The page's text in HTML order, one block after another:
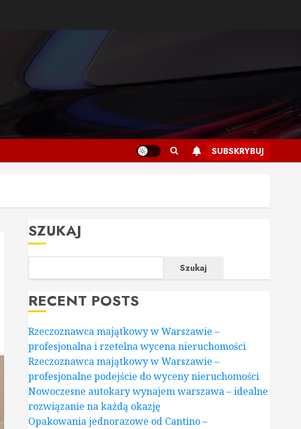
SUBSKRYBUJ
SZUKAJ
Szukaj
RECENT POSTS
Rzeczoznawca majątkowy w Warszawie –
profesjonalna i rzetelna wycena nieruchomości
Rzeczoznawca majątkowy w Warszawie –
profesjonalne podejście do wyceny nieruchomości
Nowoczesne autokary wynajem warszawa – idealne
rozwiązanie na każdą okazję
Opakowania jednorazowe od Cantino –